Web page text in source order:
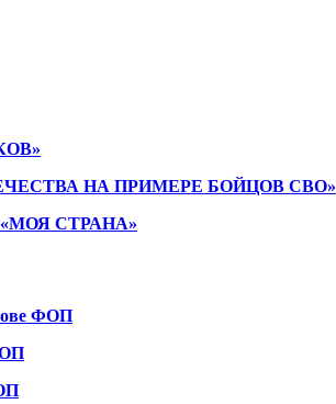
НА ПРИМЕРЕ БОЙЦОВ СВО»
СТРАНА»
ФОП